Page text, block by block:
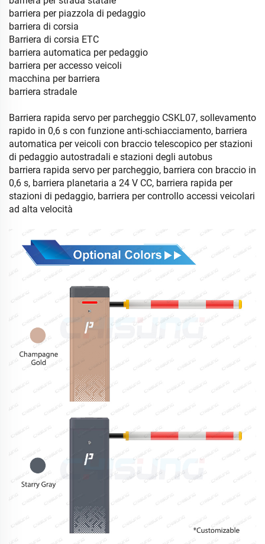
barriera per piazzola di pedaggio
barriera di corsia
Barriera di corsia ETC
barriera automatica per pedaggio
barriera per accesso veicoli
macchina per barriera
barriera stradale
Barriera rapida servo per parcheggio CSKL07, sollevamento
rapido in 0,6 s con funzione anti-schiacciamento, barriera
automatica per veicoli con braccio telescopico per stazioni
di pedaggio autostradali e stazioni degli autobus
barriera rapida servo per parcheggio, barriera con braccio in
0,6 s, barriera planetaria a 24 V CC, barriera rapida per
stazioni di pedaggio, barriera per controllo accessi veicolari
ad alta velocità